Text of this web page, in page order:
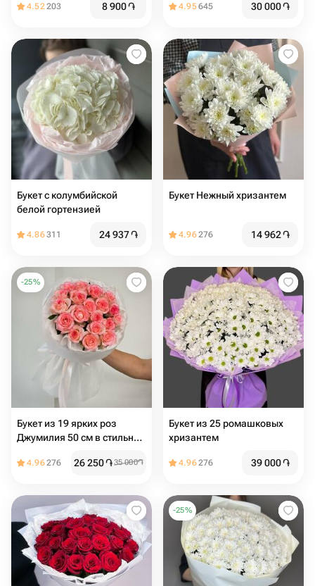
4.52203 8 900֏ 4.95645 30 000֏
Букет с колумбийской
белой гортензией
4.86311 24 937֏
Букет Нежный хризантем
4.96276 14 962֏
-25%
Букет из 19 ярких роз
Джумилия 50 см в стильном
4.96276 26 250֏35 000֏
Букет из 25 ромашковых
хризантем
4.96276 39 000֏
-25%